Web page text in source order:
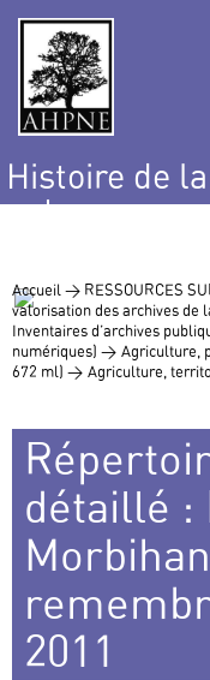
Histoire de
nature
Accueil > RESSOURCES
valorisation des archives de
Inventaires d’archives
numériques) > Agriculture,
672 ml) > Agriculture,
détaillé :
2011